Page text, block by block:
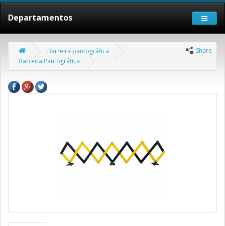
Departamentos
Share
Barreira pantográfica
Barreira Pantográfica